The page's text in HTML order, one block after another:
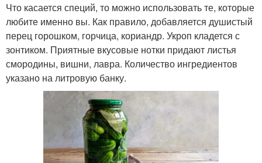
Что касается специй, то можно использовать те, которые
любите именно вы. Как правило, добавляется душистый
перец горошком, горчица, кориандр. Укроп кладется с
зонтиком. Приятные вкусовые нотки придают листья
смородины, вишни, лавра. Количество ингредиентов
указано на литровую банку.